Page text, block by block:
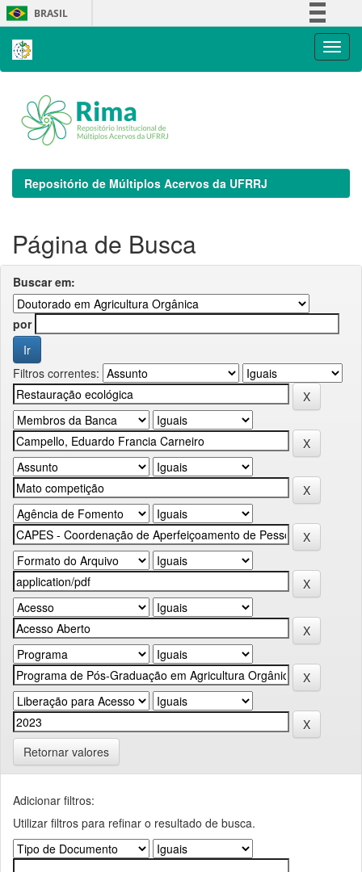
Skip
navigation
BRASIL
Repositório de Múltiplos Acervos da UFRRJ
Página de Busca
Buscar em:
por
Filtros correntes:
Retornar valores
Adicionar filtros:
Utilizar filtros para refinar o resultado de busca.